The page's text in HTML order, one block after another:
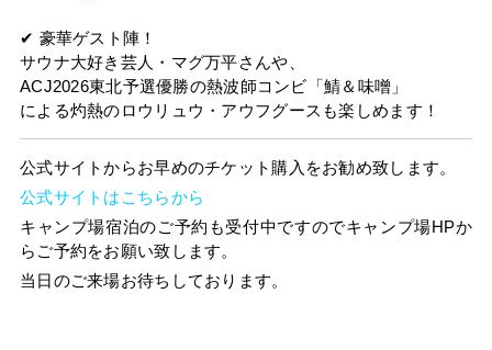
✔︎ 豪華ゲスト陣！
サウナ大好き芸人・マグ万平さんや、
ACJ2026東北予選優勝の熱波師コンビ「鯖＆味噌」
による灼熱のロウリュウ・アウフグースも楽しめます！
公式サイトからお早めのチケット購入をお勧め致します。
公式サイトはこちらから
キャンプ場宿泊のご予約も受付中ですのでキャンプ場HPか
らご予約をお願い致します。
当日のご来場お待ちしております。